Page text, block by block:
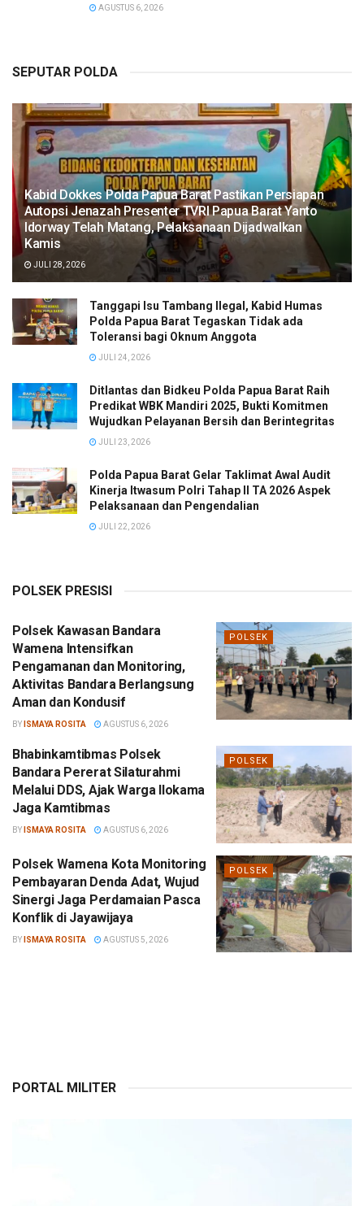
AGUSTUS 6, 2026
SEPUTAR POLDA
Kabid Dokkes Polda Papua Barat Pastikan Persiapan
Autopsi Jenazah Presenter TVRI Papua Barat Yanto
Idorway Telah Matang, Pelaksanaan Dijadwalkan
Kamis
JULI 28, 2026
Tanggapi Isu Tambang Ilegal, Kabid Humas
Polda Papua Barat Tegaskan Tidak ada
Toleransi bagi Oknum Anggota
JULI 24, 2026
Ditlantas dan Bidkeu Polda Papua Barat Raih
Predikat WBK Mandiri 2025, Bukti Komitmen
Wujudkan Pelayanan Bersih dan Berintegritas
JULI 23, 2026
Polda Papua Barat Gelar Taklimat Awal Audit
Kinerja Itwasum Polri Tahap II TA 2026 Aspek
Pelaksanaan dan Pengendalian
JULI 22, 2026
POLSEK PRESISI
POLSEK
Polsek Kawasan Bandara
Wamena Intensifkan
Pengamanan dan Monitoring,
Aktivitas Bandara Berlangsung
Aman dan Kondusif
BY ISMAYA ROSITA AGUSTUS 6, 2026
POLSEK
Bhabinkamtibmas Polsek
Bandara Pererat Silaturahmi
Melalui DDS, Ajak Warga Ilokama
Jaga Kamtibmas
BY ISMAYA ROSITA AGUSTUS 6, 2026
POLSEK
Polsek Wamena Kota Monitoring
Pembayaran Denda Adat, Wujud
Sinergi Jaga Perdamaian Pasca
Konflik di Jayawijaya
BY ISMAYA ROSITA AGUSTUS 5, 2026
PORTAL MILITER